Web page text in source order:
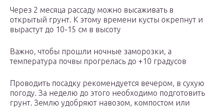
Через 2 месяца рассаду можно высаживать в
открытый грунт. К этому времени кусты окрепнут и
вырастут до 10-15 см в высоту
Важно, чтобы прошли ночные заморозки, а
температура почвы прогрелась до +10 градусов
Проводить посадку рекомендуется вечером, в сухую
погоду. За неделю до этого необходимо подготовить
грунт. Землю удобряют навозом, компостом или